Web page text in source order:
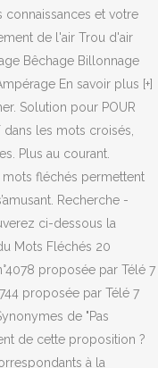
connaissances et votre
de l'air Trou d'air
Bêchage Billonnage
En savoir plus [+]
Solution pour POUR
dans les mots croisés,
Plus au courant.
mots fléchés permettent
Recherche -
ci-dessous la
Mots Fléchés 20
proposée par Télé 7
proposée par Télé 7
de "Pas
de cette proposition ?
à la